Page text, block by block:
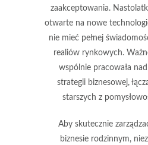
zaakceptowania.
otwarte na nowe
nie mieć pełnej
realiów rynkowych.
wspólnie pracowała
strategii biznesowej,
starszych z
Aby skutecznie
biznesie rodzinnym,